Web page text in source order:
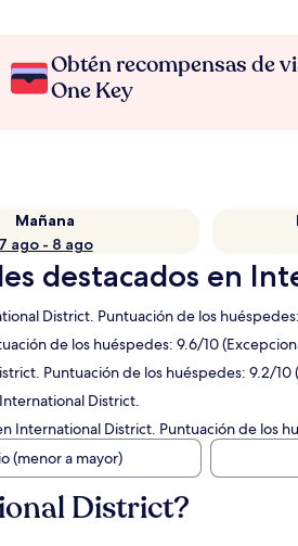
Obtén recompensas de
One Key
Mañana
7 ago - 8 ago
destacados en
District. Puntuación de los
de los huéspedes: 9.6/10
Puntuación de los huéspedes: 9.2/10
District.
International District. Puntuación de los
(menor a mayor)
District?